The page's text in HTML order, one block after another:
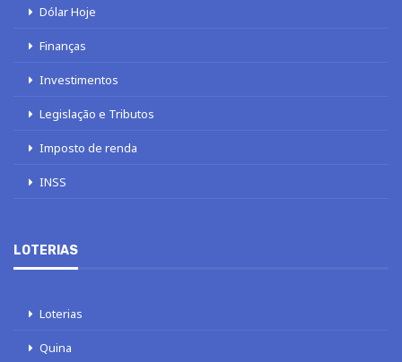
Dólar Hoje
Finanças
Investimentos
Legislação e Tributos
Imposto de renda
INSS
LOTERIAS
Loterias
Quina